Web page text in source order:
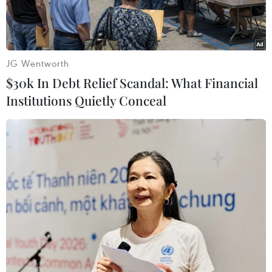
lợi.
Công trình nâng cấp, cải tạo hệ thống tưới và Trạm bơm Đông
Sơn, xã Đông Sơn, huyện Chương Mỹ, Hà Nội. (Ảnh: Vũ
Sinh/TTXVN)
Thống kê của các tổ chức thủy lợi cho thấy trên
địa bàn thành phố Hà Nội hiện có 405 công
trình thủy lợi bị hư hỏng, xuống cấp, cần đầu tư
JG Wentworth
$30k In Debt Relief Scandal: What Financial
Institutions Quietly Conceal